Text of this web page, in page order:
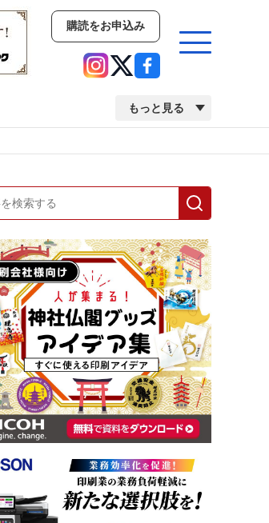
購読をお申込み
もっと見る
イベント
計 人事・移転・異動・訃報
機特集
2022 検査・校正特集